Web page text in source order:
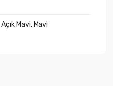
Mavi, Mavi